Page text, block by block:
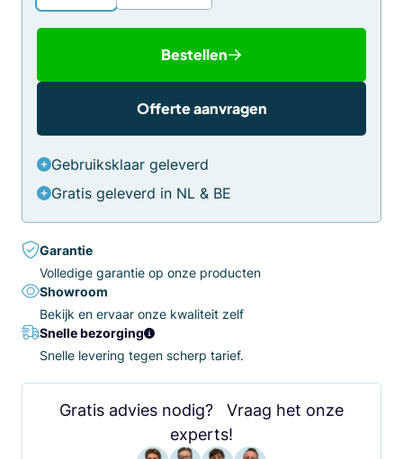
Gebruiksklaar geleverd
Gratis geleverd in NL & BE
Bestellen
Offerte aanvragen
Garantie
Volledige garantie op onze producten
Showroom
Bekijk en ervaar onze kwaliteit zelf
Snelle bezorging
Snelle levering tegen scherp tarief.
Gratis advies nodig? Vraag het onze
experts!